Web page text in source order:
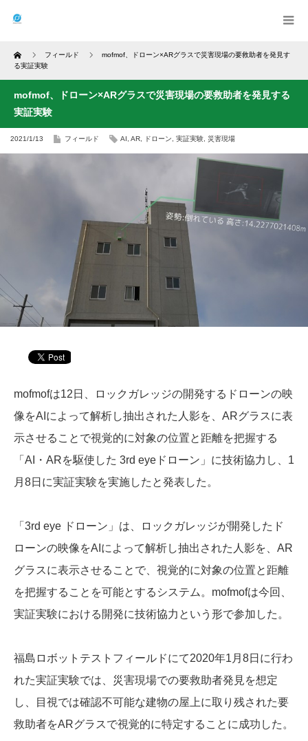
Home フィールド
mofmof、ドローン×ARグラスで災害現場の要救助者を発見す
る実証実験
mofmof、ドローン×ARグラスで災害現場の要救助者を発見する
実証実験
2021/1/13 フィールド AI AR ドローン 実証実験 災害現場
mofmofは12日、ロックガレッジの開発するドローンの映
像をAIによって解析し抽出された人影を、ARグラスに表
示させることで視覚的に対象の位置と距離を把握する
「AI・ARを駆使した 3rd eyeドローン」に技術協力し、1
月8日に実証実験を実施したと発表した。
「3rd eye ドローン」は、ロックガレッジが開発したド
ローンの映像をAIによって解析し抽出された人影を、AR
グラスに表示させることで、視覚的に対象の位置と距離
を把握することを可能とするシステム。mofmofは今回、
実証実験における開発に技術協力という形で参加した。
福島ロボットテストフィールドにて2020年1月8日に行わ
れた実証実験では、災害現場での要救助者発見を想定
し、目視では確認不可能な建物の屋上に取り残された要
救助者をARグラスで視覚的に特定することに成功した。